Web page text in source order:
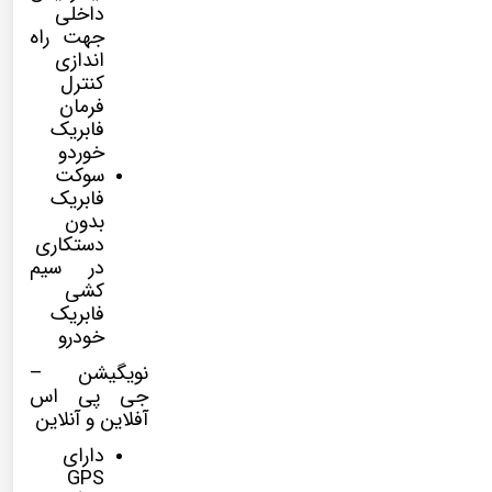
داخلی
جهت راه
اندازی
کنترل
فرمان
فابریک
خوردو
سوکت
فابریک
بدون
دستکاری
در سیم
کشی
فابریک
خودرو
نویگیشن –
جی پی اس
آفلاین و آنلاین
دارای
GPS